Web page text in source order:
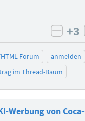
+3
Forum
anmelden
im Thread-Baum
Werbung von